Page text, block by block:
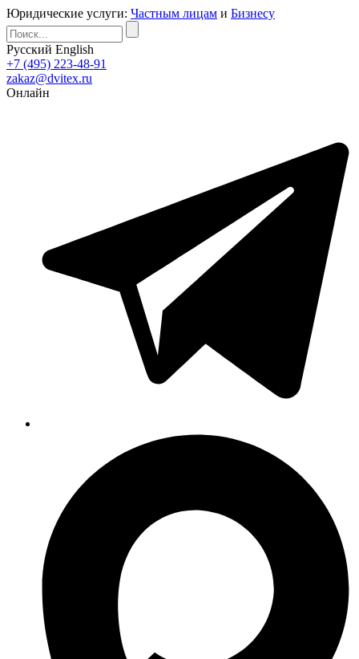
Юридические услуги: Частным лицам и Бизнесу
Русский English
+7 (495) 223-48-91
zakaz@dvitex.ru
Онлайн